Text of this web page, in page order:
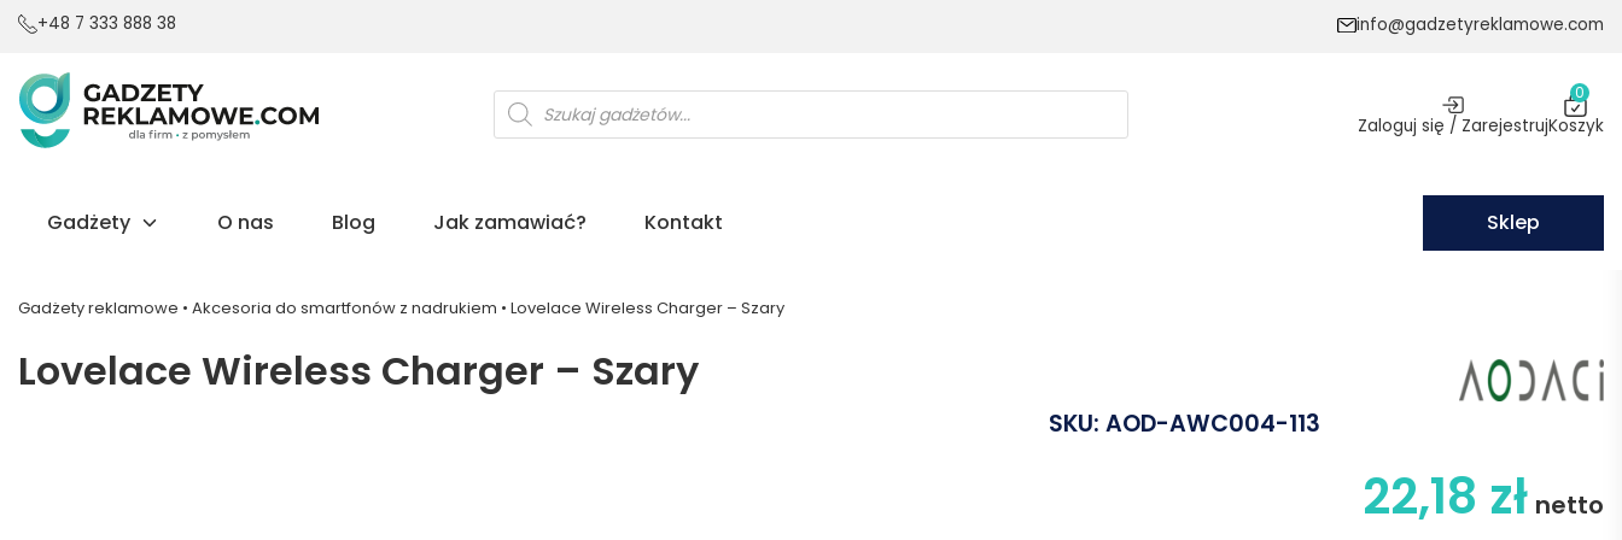
+48 7 333 888 38 info@gadzetyreklamowe.com
Wyszukiwarka
produktów Zaloguj się / Zarejestruj
0
Koszyk
Gadżety O nas Blog Jak zamawiać? Kontakt Sklep
Gadżety reklamowe • Akcesoria do smartfonów z nadrukiem • Lovelace Wireless Charger – Szary
Lovelace Wireless Charger – Szary
SKU:AOD-AWC004-113
22,18 zł netto